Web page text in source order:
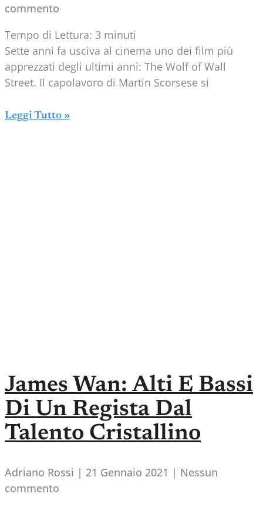
commento
Tempo di Lettura: 3 minuti
Sette anni fa usciva al cinema uno dei film più
apprezzati degli ultimi anni: The Wolf of Wall
Street. Il capolavoro di Martin Scorsese si
Leggi Tutto »
James Wan: Alti E Bassi
Di Un Regista Dal
Talento Cristallino
Adriano Rossi 21 Gennaio 2021
Nessun
commento